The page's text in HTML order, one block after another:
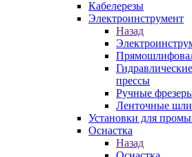
Кабелерезы
Электроинструмент
Назад
прессы
Ручные
Ленточные
Установки для
Оснастка
Назад